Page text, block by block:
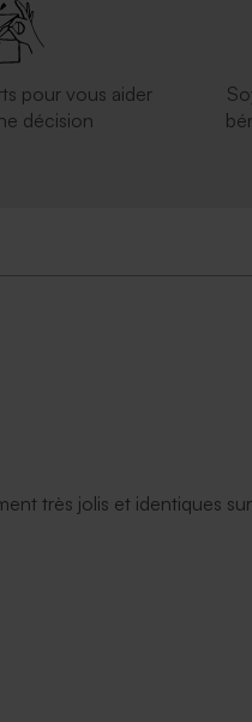
pour vous aider
décision
très jolis et identiques